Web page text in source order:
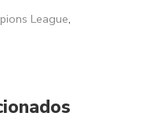
League,